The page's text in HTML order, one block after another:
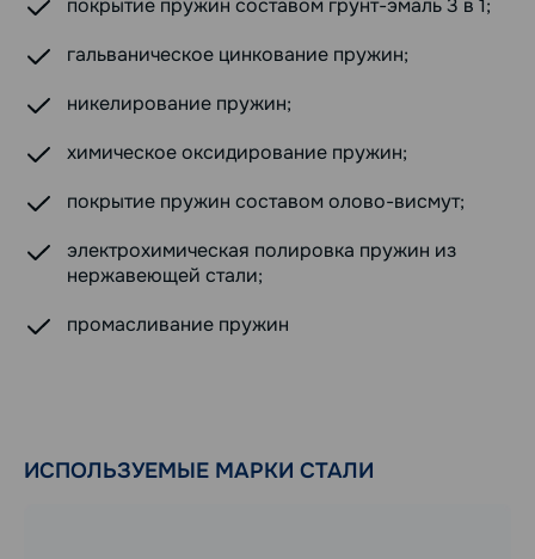
покрытие пружин составом грунт-эмаль 3 в 1;
гальваническое цинкование пружин;
никелирование пружин;
химическое оксидирование пружин;
покрытие пружин составом олово-висмут;
электрохимическая полировка пружин из
нержавеющей стали;
промасливание пружин
ИСПОЛЬЗУЕМЫЕ МАРКИ СТАЛИ